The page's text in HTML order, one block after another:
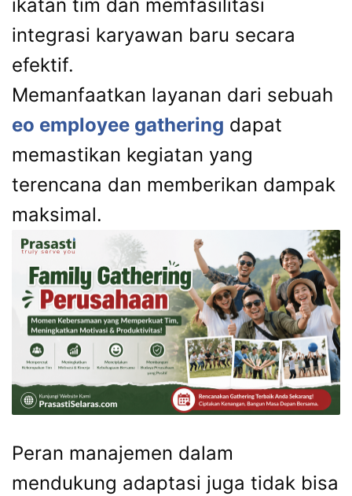
ikatan tim dan memfasilitasi
integrasi karyawan baru secara
efektif.
Memanfaatkan layanan dari sebuah
eo employee gathering dapat
memastikan kegiatan yang
terencana dan memberikan dampak
maksimal.
Peran manajemen dalam
mendukung adaptasi juga tidak bisa